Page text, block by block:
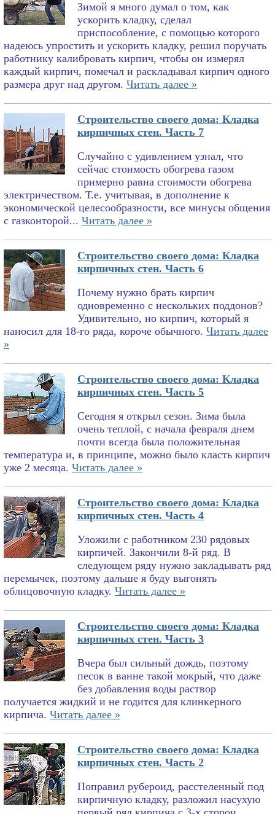
Зимой я много думал о том, как
ускорить кладку, сделал
приспособление, с помощью которого
надеюсь упростить и ускорить кладку, решил поручать
работнику калибровать кирпич, чтобы он измерял
каждый кирпич, помечал и раскладывал кирпич одного
размера друг над другом. Читать далее »
Строительство своего дома: Кладка
кирпичных стен. Часть 7
Случайно с удивлением узнал, что
сейчас стоимость обогрева газом
примерно равна стоимости обогрева
электричеством. Т.е. учитывая, в дополнение к
экономической целесообразности, все минусы общения
с газконторой... Читать далее »
Строительство своего дома: Кладка
кирпичных стен. Часть 6
Почему нужно брать кирпич
одновременно с нескольких поддонов?
Удивительно, но кирпич, который я
наносил для 18-го ряда, короче обычного. Читать далее
»
Строительство своего дома: Кладка
кирпичных стен. Часть 5
Сегодня я открыл сезон. Зима была
очень теплой, с начала февраля днем
почти всегда была положительная
температура и, в принципе, можно было класть кирпич
уже 2 месяца. Читать далее »
Строительство своего дома: Кладка
кирпичных стен. Часть 4
Уложили с работником 230 рядовых
кирпичей. Закончили 8-й ряд. В
следующем ряду нужно закладывать ряд
перемычек, поэтому дальше я буду выгонять
облицовочную кладку. Читать далее »
Строительство своего дома: Кладка
кирпичных стен. Часть 3
Вчера был сильный дождь, поэтому
песок в ванне такой мокрый, что даже
без добавления воды раствор
получается жидкий и не годится для клинкерного
кирпича. Читать далее »
Строительство своего дома: Кладка
кирпичных стен. Часть 2
Поправил рубероид, расстеленный под
кирпичную кладку, разложил насухую